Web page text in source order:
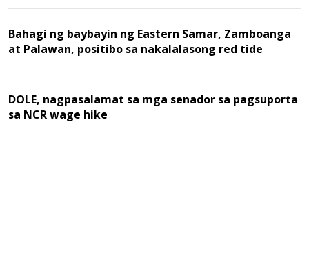
Bahagi ng baybayin ng Eastern Samar, Zamboanga
at Palawan, positibo sa nakalalasong red tide
DOLE, nagpasalamat sa mga senador sa pagsuporta
sa NCR wage hike